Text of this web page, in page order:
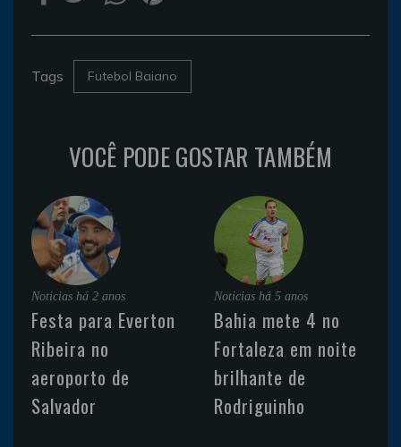
Tags Futebol Baiano
VOCÊ PODE GOSTAR TAMBÉM
Noticias há 2 anos
Festa para Everton
Ribeira no
aeroporto de
Salvador
Noticias há 5 anos
Bahia mete 4 no
Fortaleza em noite
brilhante de
Rodriguinho